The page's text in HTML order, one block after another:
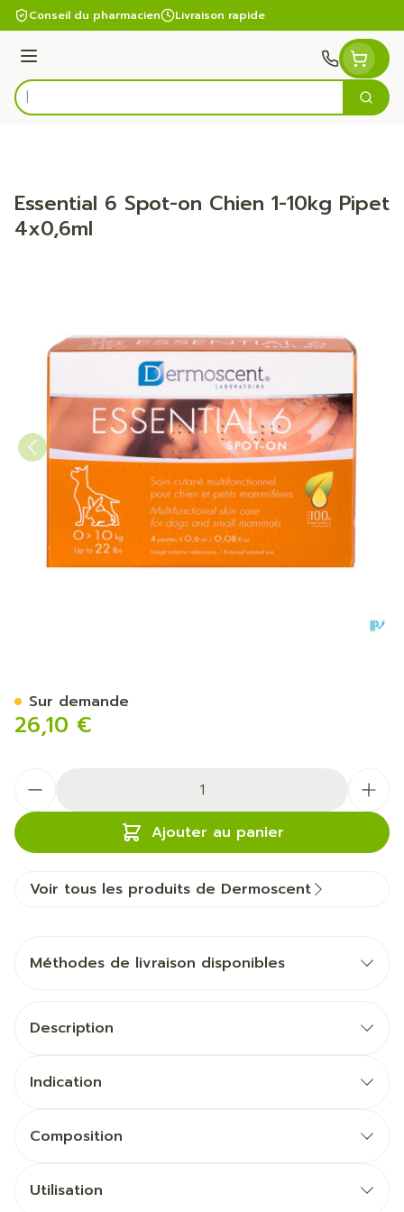
Aller au contenu
Conseil du pharmacien Livraison rapide
Menu
Rechercher
Essential 6 Spot-on Chien 1-10kg Pipet
4x0,6ml
26,10 €
Ajouter au panier
Sur demande
Voir tous les produits de Dermoscent
Méthodes de livraison disponibles
Description
Indication
Composition
Utilisation